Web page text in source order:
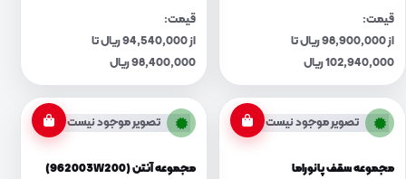
قیمت:
از 98,900,000 ریال تا
102,940,000 ریال
قیمت:
از 94,540,000 ریال تا
98,400,000 ریال
تصویر موجود نیست
مجموعه سقف پانوراما
تصویر موجود نیست
مجموعه آنتن (962003W200)